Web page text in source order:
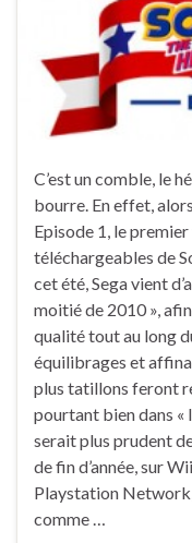
C’est un comble, le
bourre. En effet,
Episode 1, le
téléchargeables de
cet été, Sega vient
moitié de 2010 », afin
qualité tout au long
équilibrages et
plus tatillons feront
pourtant bien dans «
serait plus prudent
de fin d’année, sur
Playstation
comme …